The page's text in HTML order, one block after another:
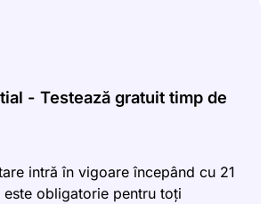
- Testează gratuit timp de
intră în vigoare începând cu 21
obligatorie pentru toți